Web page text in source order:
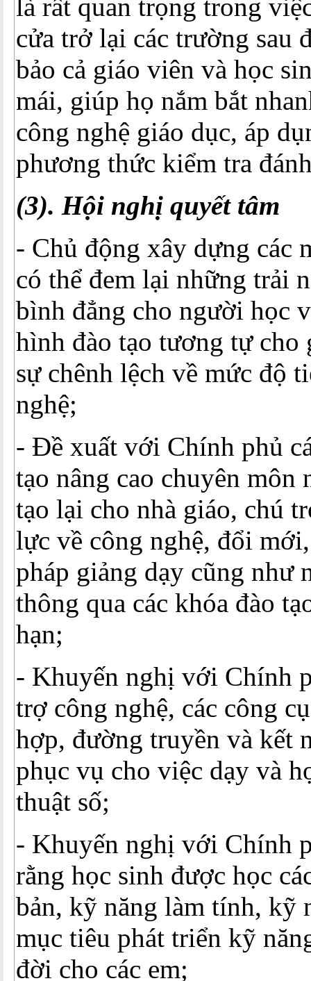
là rất quan trọng trong
cửa trở lại các trường sau
bảo cả giáo viên và học
mái, giúp họ nắm bắt
công nghệ giáo dục, áp
phương thức kiểm tra
(3). Hội nghị quyết tâm
- Chủ động xây dựng các
có thể đem lại những trải
bình đẳng cho người học
hình đào tạo tương tự cho
sự chênh lệch về mức độ
nghệ;
- Đề xuất với Chính phủ
tạo nâng cao chuyên môn
tạo lại cho nhà giáo, chú
lực về công nghệ, đổi
pháp giảng dạy cũng như
thông qua các khóa đào
hạn;
- Khuyến nghị với Chính
trợ công nghệ, các công
hợp, đường truyền và kết
phục vụ cho việc dạy và
thuật số;
- Khuyến nghị với Chính
rằng học sinh được học
bản, kỹ năng làm tính, kỹ
mục tiêu phát triển kỹ
đời cho các em;